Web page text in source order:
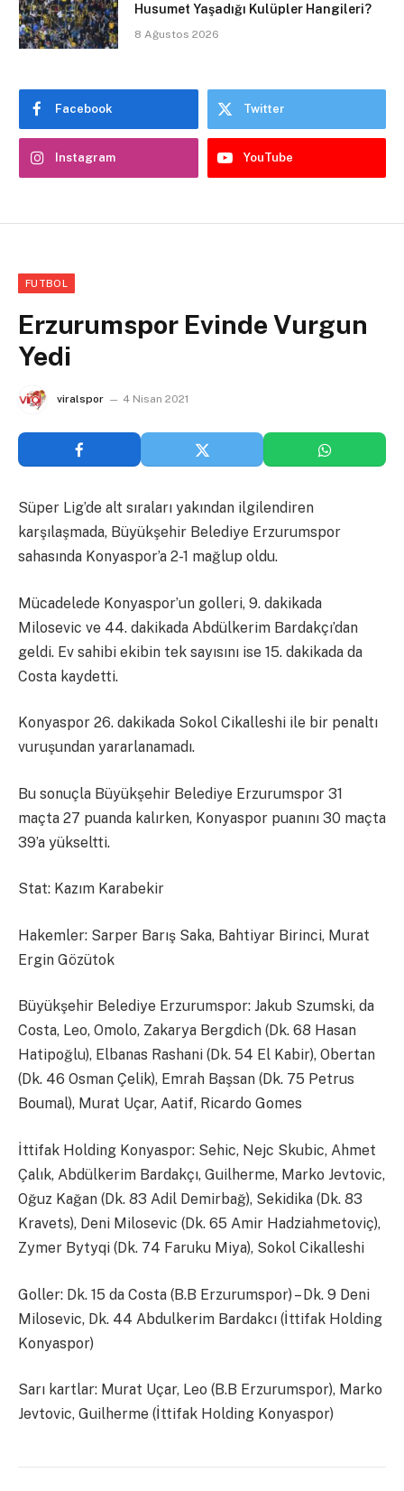
Husumet Yaşadığı Kulüpler Hangileri?
8 Ağustos 2026
Facebook Twitter
Instagram YouTube
FUTBOL
Erzurumspor Evinde Vurgun
Yedi
viralspor 4 Nisan 2021
Süper Lig’de alt sıraları yakından ilgilendiren
karşılaşmada, Büyükşehir Belediye Erzurumspor
sahasında Konyaspor’a 2-1 mağlup oldu.
Mücadelede Konyaspor’un golleri, 9. dakikada
Milosevic ve 44. dakikada Abdülkerim Bardakçı’dan
geldi. Ev sahibi ekibin tek sayısını ise 15. dakikada da
Costa kaydetti.
Konyaspor 26. dakikada Sokol Cikalleshi ile bir penaltı
vuruşundan yararlanamadı.
Bu sonuçla Büyükşehir Belediye Erzurumspor 31
maçta 27 puanda kalırken, Konyaspor puanını 30 maçta
39’a yükseltti.
Stat: Kazım Karabekir
Hakemler: Sarper Barış Saka, Bahtiyar Birinci, Murat
Ergin Gözütok
Büyükşehir Belediye Erzurumspor: Jakub Szumski, da
Costa, Leo, Omolo, Zakarya Bergdich (Dk. 68 Hasan
Hatipoğlu), Elbanas Rashani (Dk. 54 El Kabir), Obertan
(Dk. 46 Osman Çelik), Emrah Başsan (Dk. 75 Petrus
Boumal), Murat Uçar, Aatif, Ricardo Gomes
İttifak Holding Konyaspor: Sehic, Nejc Skubic, Ahmet
Çalık, Abdülkerim Bardakçı, Guilherme, Marko Jevtovic,
Oğuz Kağan (Dk. 83 Adil Demirbağ), Sekidika (Dk. 83
Kravets), Deni Milosevic (Dk. 65 Amir Hadziahmetoviç),
Zymer Bytyqi (Dk. 74 Faruku Miya), Sokol Cikalleshi
Goller: Dk. 15 da Costa (B.B Erzurumspor) – Dk. 9 Deni
Milosevic, Dk. 44 Abdulkerim Bardakcı (İttifak Holding
Konyaspor)
Sarı kartlar: Murat Uçar, Leo (B.B Erzurumspor), Marko
Jevtovic, Guilherme (İttifak Holding Konyaspor)